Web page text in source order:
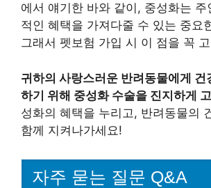
에서 얘기한 바와 같이, 중성화는 주
적인 혜택을 가져다줄 수 있는 중요
그래서 펫보험 가입 시 이 점을 꼭
귀하의 사랑스러운 반려동물에게 건
하기 위해 중성화 수술을 진지하게
성화의 혜택을 누리고, 반려동물의
함께 지켜나가세요!
자주 묻는 질문 Q&A